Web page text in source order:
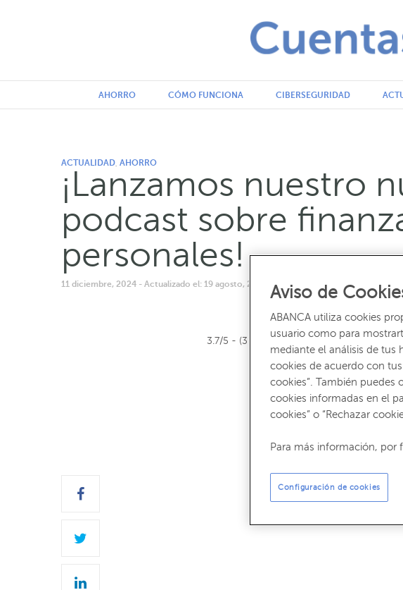
AHORRO CÓMO FUNCIONA CIBERSEGURIDAD
ACTUALIDAD AHORRO
¡Lanzamos nuestro
podcast sobre
personales!
11 diciembre, 2024 - Actualizado el: 19 agosto, 2025 9:48 am - Escrito por: Redacción
3.7/5 - (3 votos)
Aviso de
ABANCA utiliza cookies
usuario como para
mediante el análisis de tus
cookies de acuerdo con
cookies”. También puedes
cookies informadas en el
cookies” o “Rechazar
Para más información, por
Configuración de cookies